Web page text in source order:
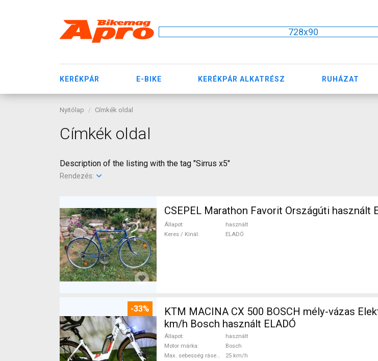
728x90
KERÉKPÁR E-BIKE KERÉKPÁR ALKATRÉSZ RUHÁZAT
Nyitólap Címkék oldal
Címkék oldal
Description of the listing with the tag "Sirrus x5"
Rendezés:
CSEPEL Marathon Favorit Országúti használt
Állapot
használt
Keres / Kínál
ELADÓ
-33%
KTM MACINA CX 500 BOSCH mély-vázas Elektromos Trekking/cross 25
km/h Bosch használt ELADÓ
Állapot
használt
Motor márka
Bosch
Max. sebesség rásegítéssel
25 km/h